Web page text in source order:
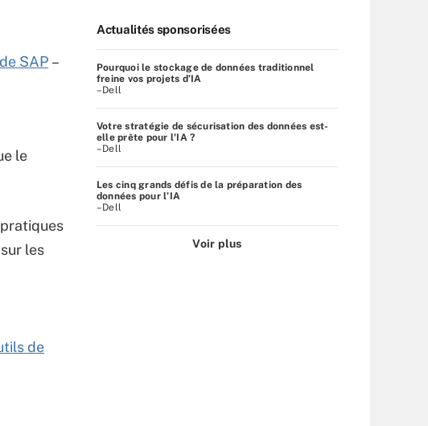
SAP –
le
les
de
Actualités sponsorisées
Pourquoi le stockage de données traditionnel
freine vos projets d’IA
–Dell
Votre stratégie de sécurisation des données est-
elle prête pour l'IA ?
–Dell
Les cinq grands défis de la préparation des
données pour l’IA
–Dell
Voir plus